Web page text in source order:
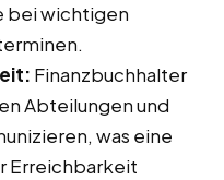
bei wichtigen
Finanzbuchhalter
Abteilungen und
was eine
Erreichbarkeit